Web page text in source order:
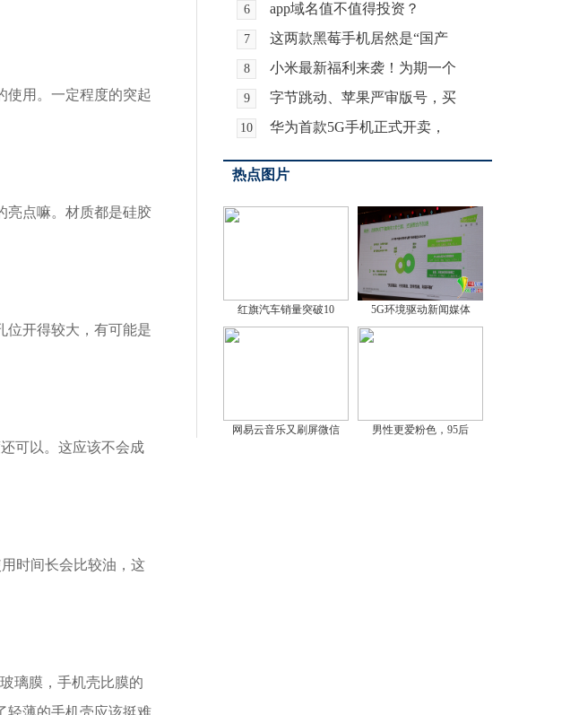
使用。一定程度的突起
亮点嘛。材质都是硅胶
位开得较大，有可能是
可以。这应该不会成
时间长会比较油，这
璃膜，手机壳比膜的
轻薄的手机壳应该挺难
6 app域名值不值得投资？
7 这两款黑莓手机居然是“国产
8 小米最新福利来袭！为期一个
9 字节跳动、苹果严审版号，买
10 华为首款5G手机正式开卖，
热点图片
红旗汽车销量突破10 5G环境驱动新闻媒体
网易云音乐又刷屏微信 男性更爱粉色，95后